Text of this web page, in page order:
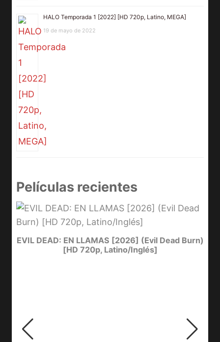
HALO Temporada 1 [2022] [HD 720p, Latino, MEGA]
19 de mayo de 2022
Películas recientes
EVIL DEAD: EN LLAMAS [2026] (Evil Dead Burn)
[HD 720p, Latino/Inglés]